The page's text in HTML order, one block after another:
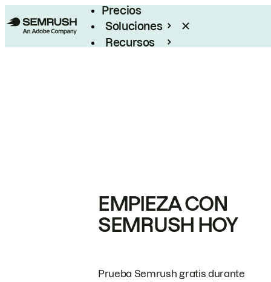
Precios
Soluciones
Recursos
EMPIEZA CON
SEMRUSH HOY
Prueba Semrush gratis durante